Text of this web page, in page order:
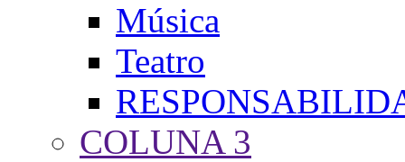
Música
Teatro
COLUNA 3